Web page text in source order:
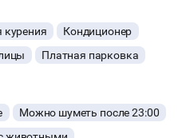
курения
Кондиционер
Платная парковка
Можно шуметь после 23:00